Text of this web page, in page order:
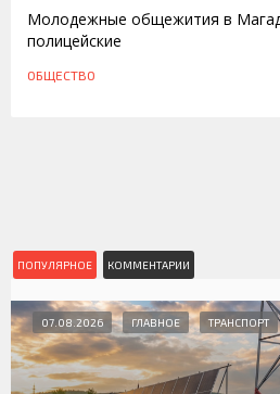
Молодежные общежития в
полицейские
ОБЩЕСТВО
ПОПУЛЯРНОЕ КОММЕНТАРИИ
07.08.2026 ГЛАВНОЕ ТРАНСПОРТ